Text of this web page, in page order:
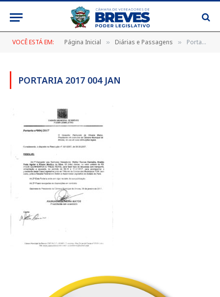
VOCÊ ESTÁ EM: Página Inicial » Diárias e Passagens » Portaria 2017 004 jan
PORTARIA 2017 004 JAN